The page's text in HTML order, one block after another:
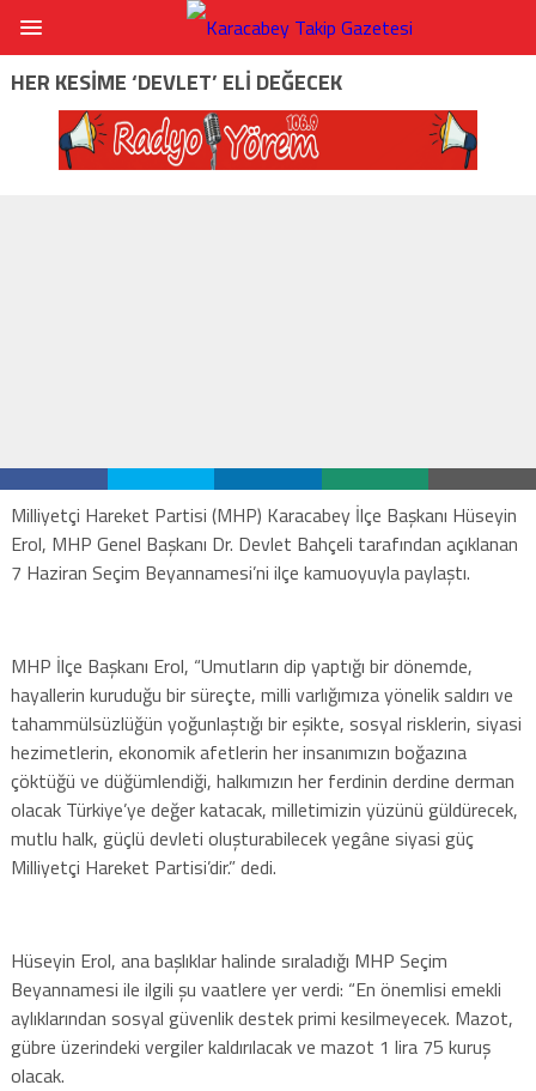
HER KESIME ‘DEVLET’ ELI DEĞECEK
Milliyetçi Hareket Partisi (MHP) Karacabey İlçe Başkanı Hüseyin
Erol, MHP Genel Başkanı Dr. Devlet Bahçeli tarafından açıklanan
7 Haziran Seçim Beyannamesi’ni ilçe kamuoyuyla paylaştı.
MHP İlçe Başkanı Erol, “Umutların dip yaptığı bir dönemde,
hayallerin kuruduğu bir süreçte, milli varlığımıza yönelik saldırı ve
tahammülsüzlüğün yoğunlaştığı bir eşikte, sosyal risklerin, siyasi
hezimetlerin, ekonomik afetlerin her insanımızın boğazına
çöktüğü ve düğümlendiği, halkımızın her ferdinin derdine derman
olacak Türkiye’ye değer katacak, milletimizin yüzünü güldürecek,
mutlu halk, güçlü devleti oluşturabilecek yegâne siyasi güç
Milliyetçi Hareket Partisi’dir.” dedi.
Hüseyin Erol, ana başlıklar halinde sıraladığı MHP Seçim
Beyannamesi ile ilgili şu vaatlere yer verdi: “En önemlisi emekli
aylıklarından sosyal güvenlik destek primi kesilmeyecek. Mazot,
gübre üzerindeki vergiler kaldırılacak ve mazot 1 lira 75 kuruş
olacak.